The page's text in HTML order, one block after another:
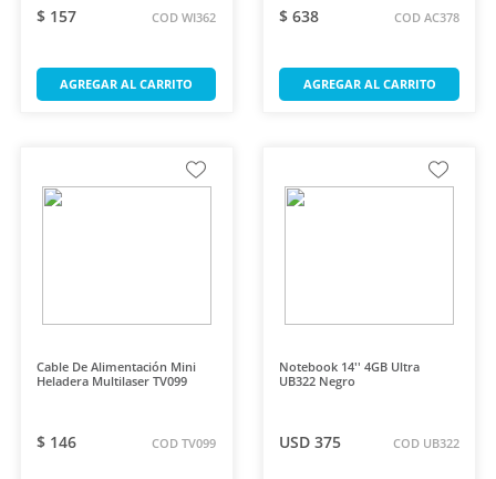
$ 157 COD WI362
AGREGAR AL CARRITO
$ 638 COD AC378
AGREGAR AL CARRITO
Cable De Alimentación Mini
Heladera Multilaser TV099
$ 146 COD TV099
Notebook 14'' 4GB Ultra
UB322 Negro
USD 375 COD UB322